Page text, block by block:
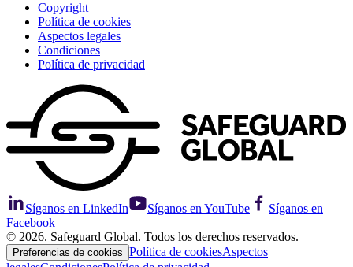
Copyright
Política de cookies
Aspectos legales
Condiciones
Política de privacidad
Síganos en LinkedIn Síganos en YouTube
Síganos en
Facebook
© 2026. Safeguard Global. Todos los derechos reservados.
Preferencias de cookies Política de cookiesAspectos